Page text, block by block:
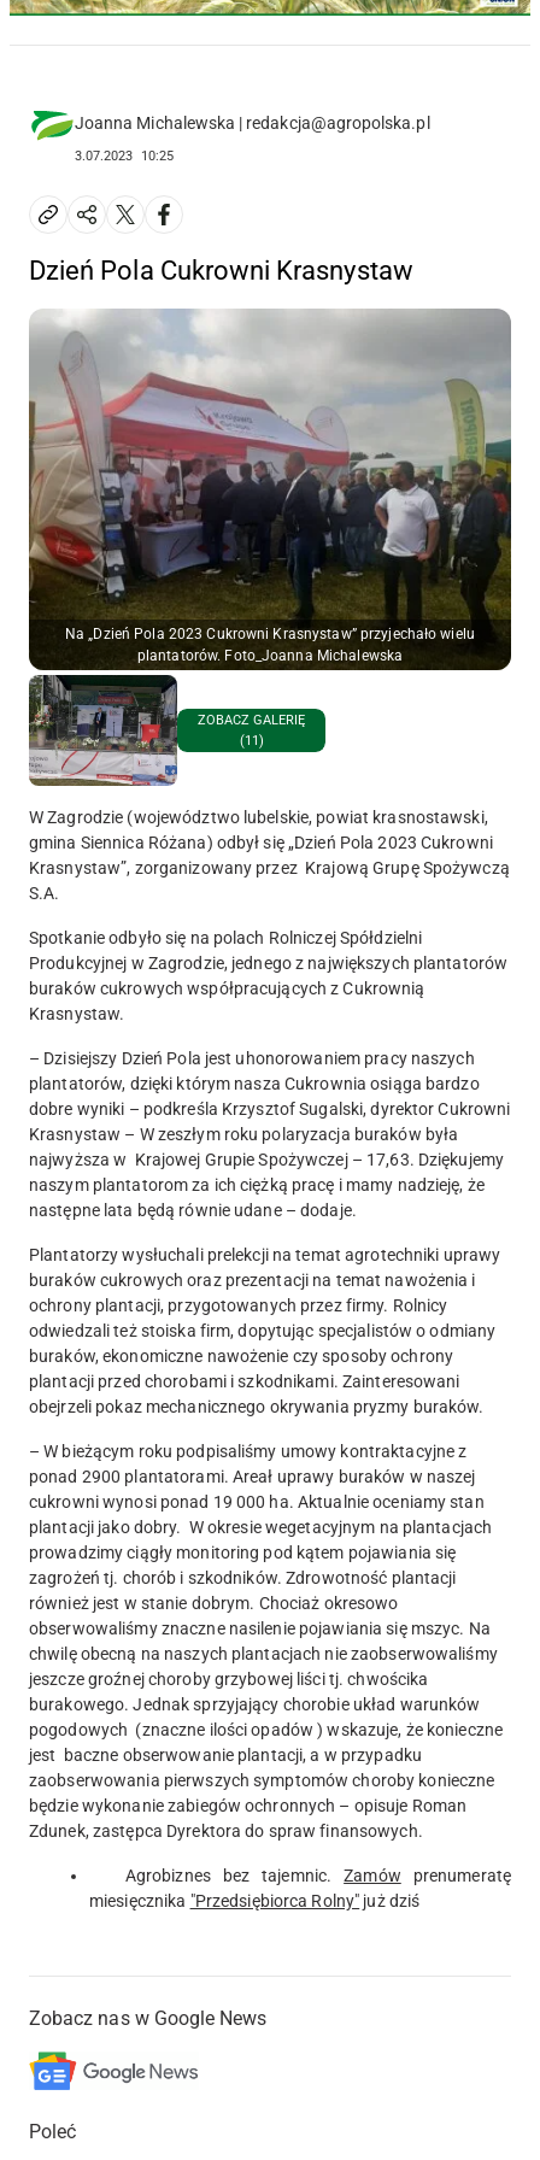
Joanna Michalewska | redakcja@agropolska.pl
3.07.2023 10:25
Dzień Pola Cukrowni Krasnystaw
Na „Dzień Pola 2023 Cukrowni Krasnystaw” przyjechało wielu
plantatorów. Foto_Joanna Michalewska
ZOBACZ GALERIĘ
(11)
W Zagrodzie (województwo lubelskie, powiat krasnostawski,
gmina Siennica Różana) odbył się „Dzień Pola 2023 Cukrowni
Krasnystaw”, zorganizowany przez Krajową Grupę Spożywczą
S.A.
Spotkanie odbyło się na polach Rolniczej Spółdzielni
Produkcyjnej w Zagrodzie, jednego z największych plantatorów
buraków cukrowych współpracujących z Cukrownią
Krasnystaw.
– Dzisiejszy Dzień Pola jest uhonorowaniem pracy naszych
plantatorów, dzięki którym nasza Cukrownia osiąga bardzo
dobre wyniki – podkreśla Krzysztof Sugalski, dyrektor Cukrowni
Krasnystaw – W zeszłym roku polaryzacja buraków była
najwyższa w Krajowej Grupie Spożywczej – 17,63. Dziękujemy
naszym plantatorom za ich ciężką pracę i mamy nadzieję, że
następne lata będą równie udane – dodaje.
Plantatorzy wysłuchali prelekcji na temat agrotechniki uprawy
buraków cukrowych oraz prezentacji na temat nawożenia i
ochrony plantacji, przygotowanych przez firmy. Rolnicy
odwiedzali też stoiska firm, dopytując specjalistów o odmiany
buraków, ekonomiczne nawożenie czy sposoby ochrony
plantacji przed chorobami i szkodnikami. Zainteresowani
obejrzeli pokaz mechanicznego okrywania pryzmy buraków.
– W bieżącym roku podpisaliśmy umowy kontraktacyjne z
ponad 2900 plantatorami. Areał uprawy buraków w naszej
cukrowni wynosi ponad 19 000 ha. Aktualnie oceniamy stan
plantacji jako dobry. W okresie wegetacyjnym na plantacjach
prowadzimy ciągły monitoring pod kątem pojawiania się
zagrożeń tj. chorób i szkodników. Zdrowotność plantacji
również jest w stanie dobrym. Chociaż okresowo
obserwowaliśmy znaczne nasilenie pojawiania się mszyc. Na
chwilę obecną na naszych plantacjach nie zaobserwowaliśmy
jeszcze groźnej choroby grzybowej liści tj. chwościka
burakowego. Jednak sprzyjający chorobie układ warunków
pogodowych (znaczne ilości opadów ) wskazuje, że konieczne
jest baczne obserwowanie plantacji, a w przypadku
zaobserwowania pierwszych symptomów choroby konieczne
będzie wykonanie zabiegów ochronnych – opisuje Roman
Zdunek, zastępca Dyrektora do spraw finansowych.
Agrobiznes bez tajemnic.Zamów prenumeratę
miesięcznika "Przedsiębiorca Rolny" już dziś
Zobacz nas w Google News
Poleć